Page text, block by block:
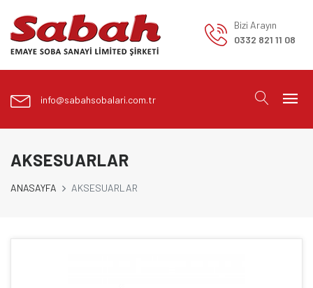
Bizi Arayın
0332 821 11 08
info@sabahsobalari.com.tr
AKSESUARLAR
ANASAYFA AKSESUARLAR